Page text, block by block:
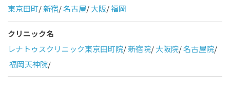
東京田町/新宿/名古屋/大阪/福岡
クリニック名
レナトゥスクリニック東京田町院/新宿院/大阪院/名古屋院/
福岡天神院/